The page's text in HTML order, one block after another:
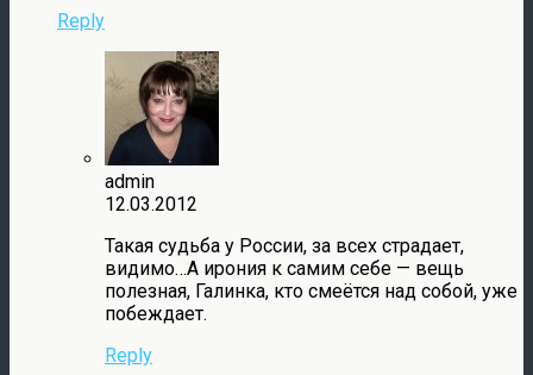
Reply
admin
12.03.2012
Такая судьба у России, за всех страдает,
видимо…А ирония к самим себе — вещь
полезная, Галинка, кто смеётся над собой, уже
побеждает.
Reply